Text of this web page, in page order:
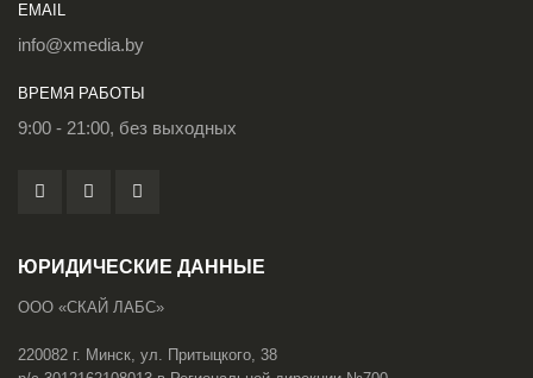
EMAIL
info@xmedia.by
ВРЕМЯ РАБОТЫ
9:00 - 21:00, без выходных
ЮРИДИЧЕСКИЕ ДАННЫЕ
ООО «СКАЙ ЛАБС»
220082 г. Минск, ул. Притыцкого, 38